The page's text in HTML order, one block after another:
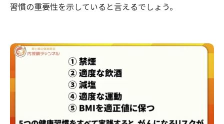
習慣の重要性を示していると言えるでしょう。